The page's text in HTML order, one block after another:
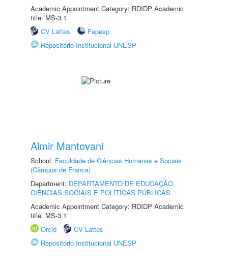
Academic Appointment Category: RDIDP Academic
title: MS-3.1
CV Lattes
Fapesp
Repositório Institucional UNESP
Almir Mantovani
School: Faculdade de Ciências Humanas e Sociais
(Câmpus de Franca)
Department: DEPARTAMENTO DE EDUCAÇÃO,
CIÊNCIAS SOCIAIS E POLÍTICAS PÚBLICAS
Academic Appointment Category: RDIDP Academic
title: MS-3.1
Orcid
CV Lattes
Repositório Institucional UNESP